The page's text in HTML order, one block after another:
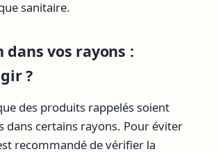
sanitaire.
vos rayons :
?
des produits rappelés soient
dans certains rayons. Pour éviter
recommandé de vérifier la